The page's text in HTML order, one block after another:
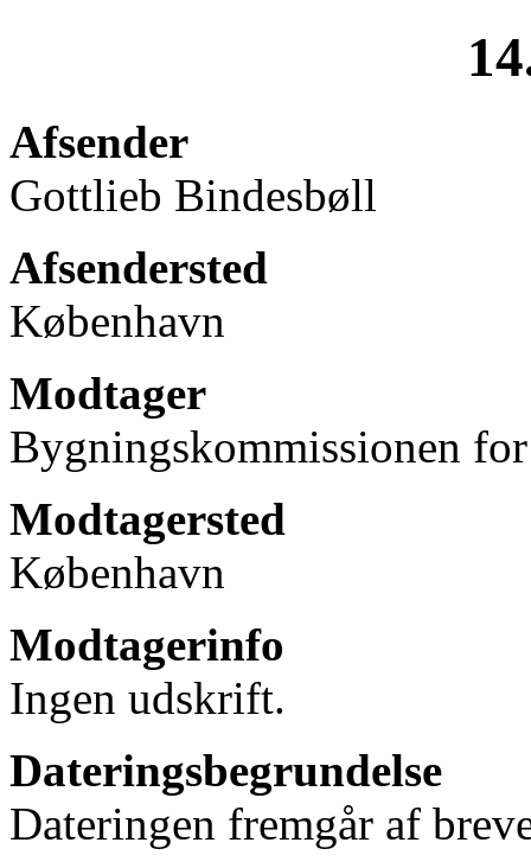
Afsender
Gottlieb Bindesbøll
Afsendersted
København
Modtager
Bygningskommissionen
Modtagersted
København
Modtagerinfo
Ingen udskrift.
Dateringsbegrundelse
Dateringen fremgår af